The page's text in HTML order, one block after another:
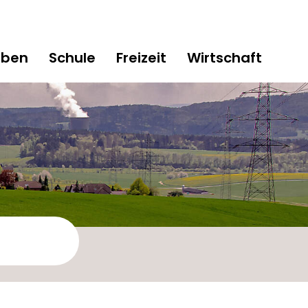
Schule Freizeit Wirtschaft